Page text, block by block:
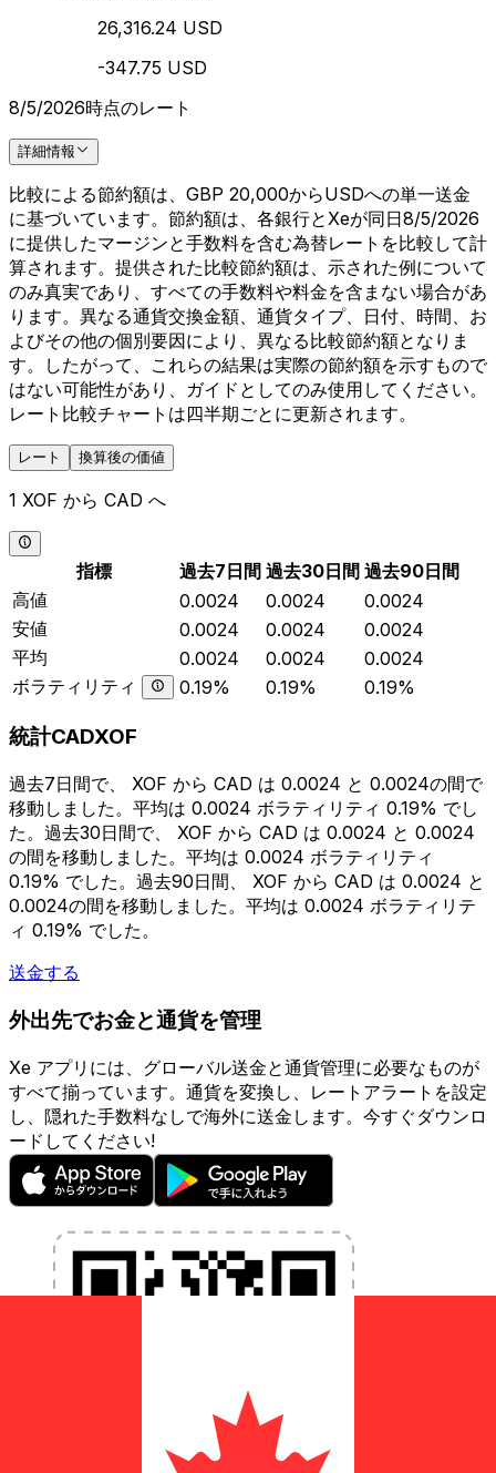
26,316.24 USD
-347.75 USD
8/5/2026時点のレート
詳細情報
比較による節約額は、GBP 20,000からUSDへの単一送金
に基づいています。節約額は、各銀行とXeが同日8/5/2026
に提供したマージンと手数料を含む為替レートを比較して計
算されます。提供された比較節約額は、示された例について
のみ真実であり、すべての手数料や料金を含まない場合があ
ります。異なる通貨交換金額、通貨タイプ、日付、時間、お
よびその他の個別要因により、異なる比較節約額となりま
す。したがって、これらの結果は実際の節約額を示すもので
はない可能性があり、ガイドとしてのみ使用してください。
レート比較チャートは四半期ごとに更新されます。
レート 換算後の価値
1 XOF から CAD へ
指標 過去7日間 過去30日間 過去90日間
高値
0.0024 0.0024
0.0024
安値
0.0024 0.0024
0.0024
平均
0.0024 0.0024
0.0024
ボラティリティ
0.19% 0.19% 0.19%
統計CADXOF
過去7日間で、 XOF から CAD は 0.0024 と 0.0024の間で
移動しました。平均は 0.0024 ボラティリティ 0.19% でし
た。過去30日間で、 XOF から CAD は 0.0024 と 0.0024
の間を移動しました。平均は 0.0024 ボラティリティ
0.19% でした。過去90日間、 XOF から CAD は 0.0024 と
0.0024の間を移動しました。平均は 0.0024 ボラティリテ
ィ 0.19% でした。
送金する
外出先でお金と通貨を管理
Xe アプリには、グローバル送金と通貨管理に必要なものが
すべて揃っています。通貨を変換し、レートアラートを設定
し、隠れた手数料なしで海外に送金します。今すぐダウンロ
ードしてください!